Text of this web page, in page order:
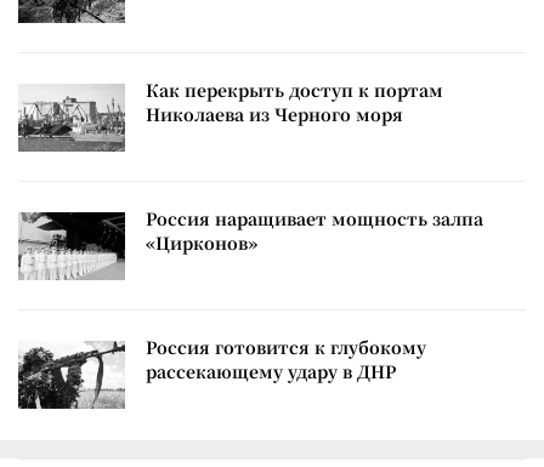
Как перекрыть доступ к портам
Николаева из Черного моря
Россия наращивает мощность залпа
«Цирконов»
Россия готовится к глубокому
рассекающему удару в ДНР